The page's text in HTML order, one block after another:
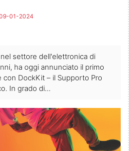
01-2024
settore dell'elettronica di
ha oggi annunciato il primo
con DockKit – il Supporto Pro
In grado di...